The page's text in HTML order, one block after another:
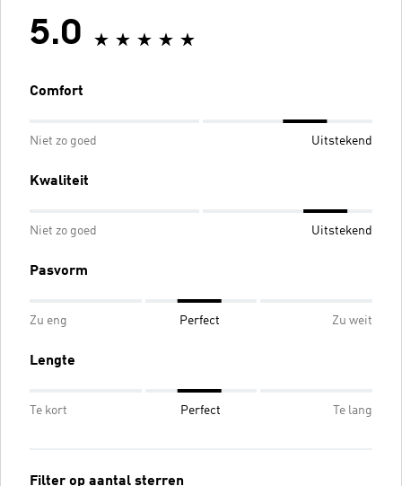
5.0
Comfort
Niet zo goed Uitstekend
Kwaliteit
Niet zo goed Uitstekend
Pasvorm
Zu eng Perfect Zu weit
Lengte
Te kort Perfect Te lang
Filter op aantal sterren